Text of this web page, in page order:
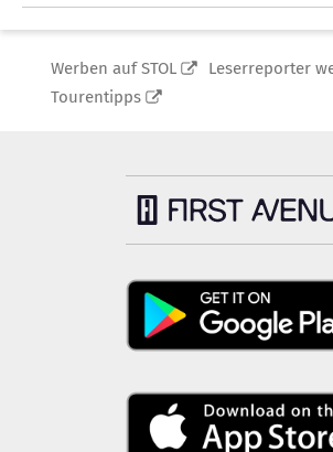
Werben auf STOL
Leserreporter
Tourentipps